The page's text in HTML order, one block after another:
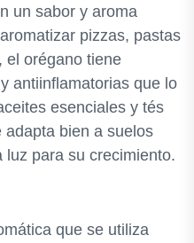
un sabor y aroma
pizzas, pastas
el orégano tiene
antiinflamatorias que lo
esenciales y tés
adapta bien a suelos
para su crecimiento.
que se utiliza